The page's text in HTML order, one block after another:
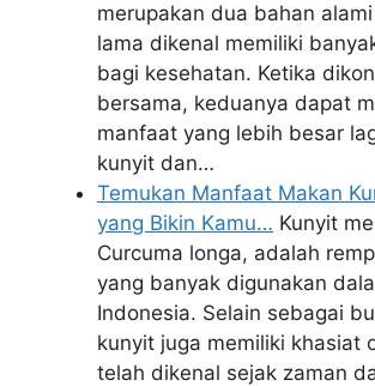
merupakan dua bahan
lama dikenal memiliki
bagi kesehatan. Ketika
bersama, keduanya dapat
manfaat yang lebih besar
kunyit dan…
Temukan Manfaat Makan
yang Bikin Kamu… Kunyit
Curcuma longa, adalah
yang banyak digunakan
Indonesia. Selain sebagai
kunyit juga memiliki khasiat
telah dikenal sejak zaman